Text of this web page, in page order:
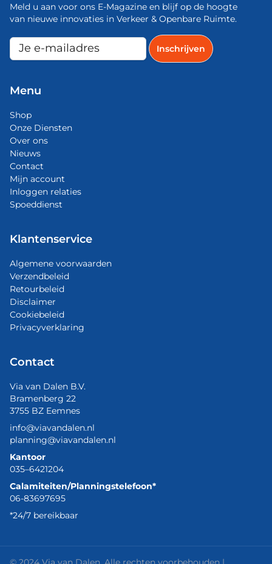
Meld u aan voor ons E-Magazine en blijf op de hoogte
van nieuwe innovaties in Verkeer & Openbare Ruimte.
Menu
Shop
Onze Diensten
Over ons
Nieuws
Contact
Mijn account
Inloggen relaties
Spoeddienst
Klantenservice
Algemene voorwaarden
Verzendbeleid
Retourbeleid
Disclaimer
Cookiebeleid
Privacyverklaring
Contact
Via van Dalen B.V.
Bramenberg 22
3755 BZ Eemnes
info@viavandalen.nl
planning@viavandalen.nl
Kantoor
035–6421204
Calamiteiten/Planningstelefoon*
06-83697695
*24/7 bereikbaar